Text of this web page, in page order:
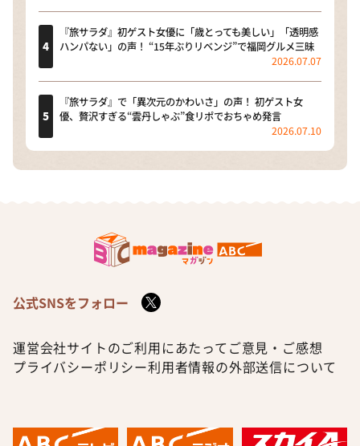
『旅サラダ』初ゲスト女優に「歳とっても美しい」「透明感
ハンパない」の声！ “15年ぶりリベンジ”で福岡グルメ三昧
2026.07.07
『旅サラダ』で「異次元のかわいさ」の声！ 初ゲスト女
優、贅沢すぎる“雲丹しゃぶ”食リポでおちゃめ発言
2026.07.10
公式SNSをフォロー
運営会社サイトのご利用にあたって ご意見・ご感想
プライバシーポリシー利用者情報の外部送信について